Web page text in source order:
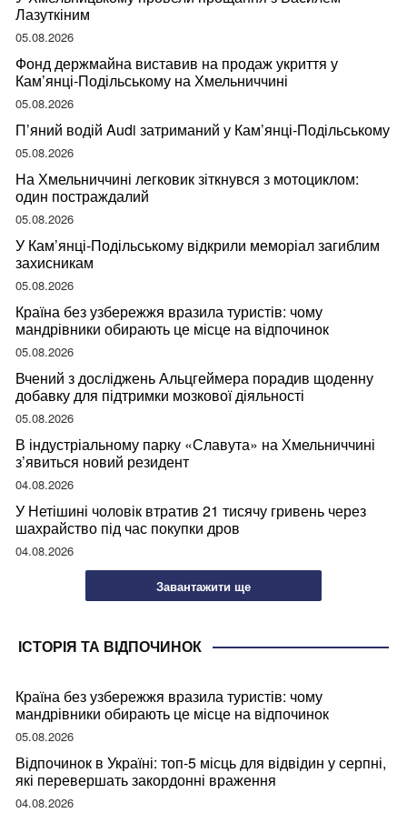
Лазуткіним
05.08.2026
Фонд держмайна виставив на продаж укриття у
Кам’янці-Подільському на Хмельниччині
05.08.2026
П’яний водій Audi затриманий у Кам’янці-Подільському
05.08.2026
На Хмельниччині легковик зіткнувся з мотоциклом:
один постраждалий
05.08.2026
У Кам’янці-Подільському відкрили меморіал загиблим
захисникам
05.08.2026
Країна без узбережжя вразила туристів: чому
мандрівники обирають це місце на відпочинок
05.08.2026
Вчений з досліджень Альцгеймера порадив щоденну
добавку для підтримки мозкової діяльності
05.08.2026
В індустріальному парку «Славута» на Хмельниччині
з’явиться новий резидент
04.08.2026
У Нетішині чоловік втратив 21 тисячу гривень через
шахрайство під час покупки дров
04.08.2026
Завантажити ще
ІСТОРІЯ ТА ВІДПОЧИНОК
Країна без узбережжя вразила туристів: чому
мандрівники обирають це місце на відпочинок
05.08.2026
Відпочинок в Україні: топ-5 місць для відвідин у серпні,
які перевершать закордонні враження
04.08.2026